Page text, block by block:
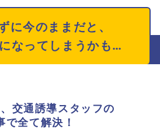
に今のままだと、
なってしまうかも…
交通誘導スタッフの
で全て解決！